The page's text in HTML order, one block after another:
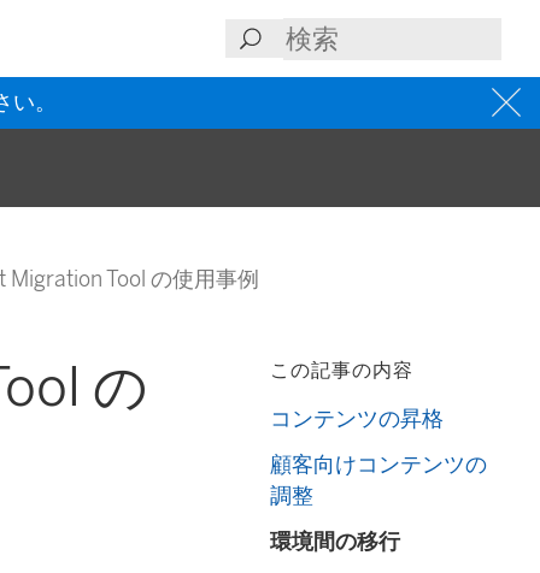
。
Migration Tool の使用事例
の この記事の内容
コンテンツの昇格
顧客向けコンテンツの
調整
環境間の移行